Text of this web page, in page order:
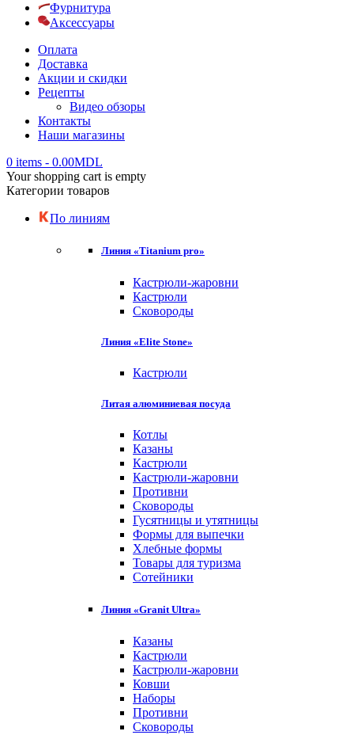
Фурнитура
Аксессуары
Оплата
Доставка
Акции и скидки
Рецепты
Видео обзоры
Контакты
Наши магазины
0 items - 0.00MDL
Your shopping cart is empty
Категории товаров
По линиям
Линия «Titanium pro»
Кастрюли-жаровни
Кастрюли
Сковороды
Линия «Elite Stone»
Кастрюли
Литая алюминиевая посуда
Котлы
Казаны
Кастрюли
Кастрюли-жаровни
Противни
Сковороды
Гусятницы и утятницы
Формы для выпечки
Хлебные формы
Товары для туризма
Сотейники
Линия «Granit Ultra»
Казаны
Кастрюли
Кастрюли-жаровни
Ковши
Наборы
Противни
Сковороды